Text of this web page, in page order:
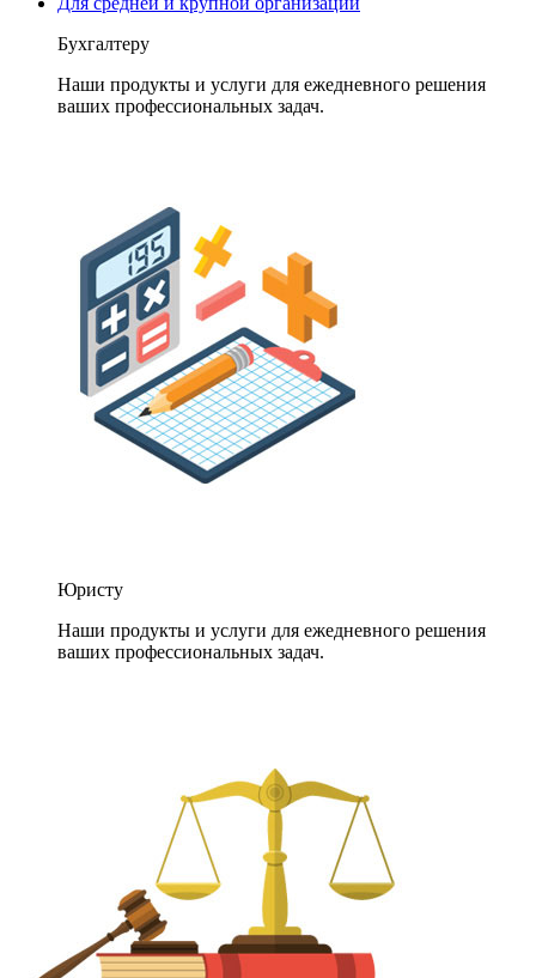
Бухгалтеру
Наши продукты и услуги для ежедневного решения
ваших профессиональных задач.
Юристу
Наши продукты и услуги для ежедневного решения
ваших профессиональных задач.